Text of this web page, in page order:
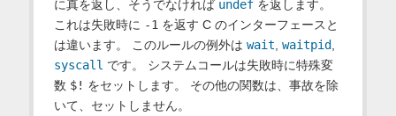
に真を返し、そうでなければ undefを返します。
これは失敗時に -1 を返す C のインターフェースと
は違います。 このルールの例外は wait waitpid
syscall です。 システムコールは失敗時に特殊変
数 $! をセットします。 その他の関数は、事故を除
いて、セットしません。